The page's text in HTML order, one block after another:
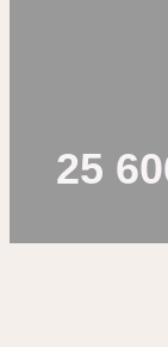
25